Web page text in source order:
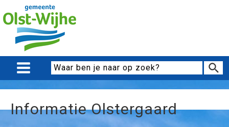
Informatie Olstergaard